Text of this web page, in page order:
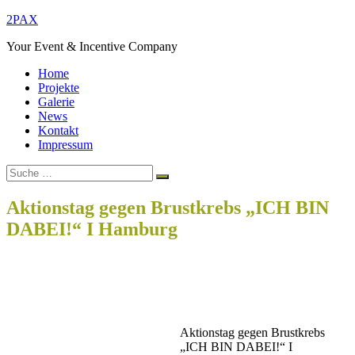
Zum
springen
2PAX
Your Event & Incentive Company
Home
Projekte
Galerie
News
Kontakt
Impressum
Suche
nach:
Suchen
Aktionstag gegen Brustkrebs „ICH BIN
DABEI!“ I Hamburg
Aktionstag gegen Brustkrebs
„ICH BIN DABEI!“ I